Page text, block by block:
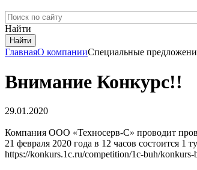
Найти
ГлавнаяО компанииСпециальные
Внимание Конкурс!!
29.01.2020
Компания ООО «Техносерв-С» проводит
21 февраля 2020 года в 12 часов состоится 1
https://konkurs.1c.ru/competition/1c-buh/konkurs-